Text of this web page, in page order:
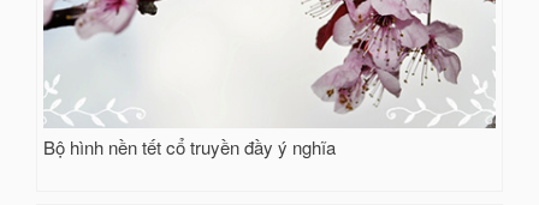
Bộ hình nền tết cổ truyền đầy ý nghĩa